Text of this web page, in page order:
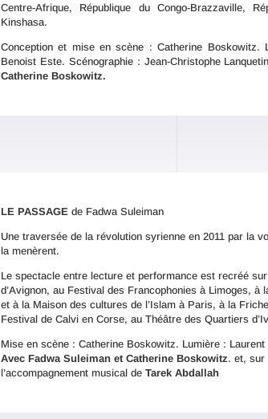
Centre-Afrique, République du Congo-Brazzaville,
Kinshasa.
Conception et mise en scène : Catherine Boskowitz.
Benoist Este. Scénographie : Jean-Christophe
Catherine Boskowitz.
LE PASSAGE de Fadwa Suleiman
Une traversée de la révolution syrienne en 2011 par la
la menèrent.
Le spectacle entre lecture et performance est recréé
d’Avignon, au Festival des Francophonies à Limoges, à
et à la Maison des cultures de l’Islam à Paris, à la
Festival de Calvi en Corse, au Théâtre des Quartiers
Mise en scène : Catherine Boskowitz. Lumière :
Avec Fadwa Suleiman et Catherine Boskowitz. et, sur
l’accompagnement musical deTarek Abdallah